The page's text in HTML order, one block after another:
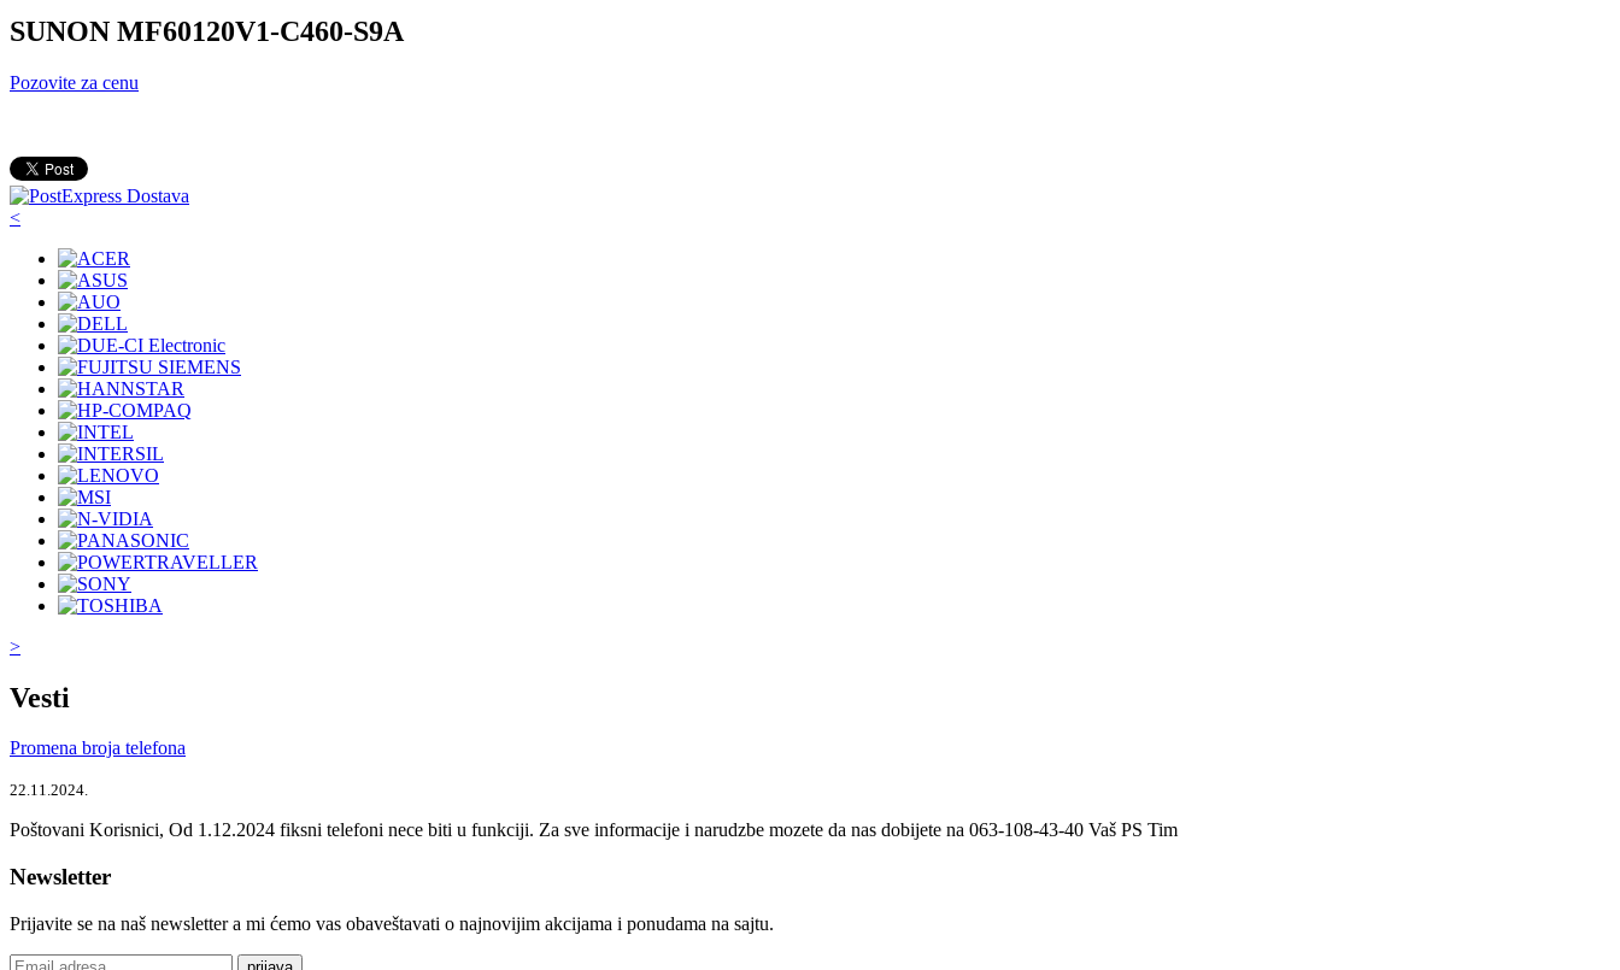
SUNON MF60120V1-C460-S9A
Pozovite za cenu
<
>
Vesti
Promena broja telefona
22.11.2024.
Poštovani Korisnici, Od 1.12.2024 fiksni telefoni nece biti u funkciji. Za sve informacije i narudzbe mozete da nas dobijete na 063-108-43-40 Vaš PS Tim
Newsletter
Prijavite se na naš newsletter a mi ćemo vas obaveštavati o najnovijim akcijama i ponudama na sajtu.